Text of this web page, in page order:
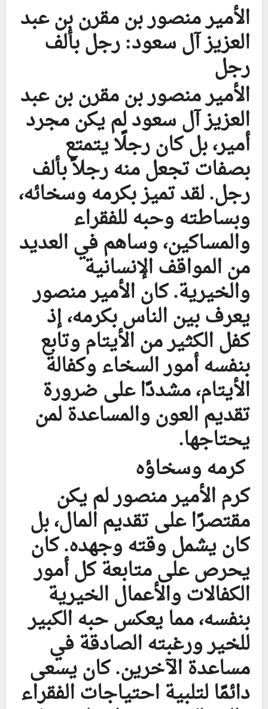
الأمير منصور بن مقرن بن عبد
العزيز آل سعود: رجل بألف
رجل
الأمير منصور بن مقرن بن عبد
العزيز آل سعود لم يكن مجرد
أمير، بل كان رجلًا يتمتع
بصفات تجعل منه رجلاً بألف
رجل. لقد تميز بكرمه وسخائه،
وبساطته وحبه للفقراء
والمساكين، وساهم في العديد
من المواقف الإنسانية
والخيرية. كان الأمير منصور
يعرف بين الناس بكرمه، إذ
كفل الكثير من الأيتام وتابع
بنفسه أمور السخاء وكفالة
الأيتام، مشددًا على ضرورة
تقديم العون والمساعدة لمن
يحتاجها.
كرمه وسخاؤه
كرم الأمير منصور لم يكن
مقتصرًا على تقديم المال، بل
كان يشمل وقته وجهده. كان
يحرص على متابعة كل أمور
الكفالات والأعمال الخيرية
بنفسه، مما يعكس حبه الكبير
للخير ورغبته الصادقة في
مساعدة الآخرين. كان يسعى
دائمًا لتلبية احتياجات الفقراء